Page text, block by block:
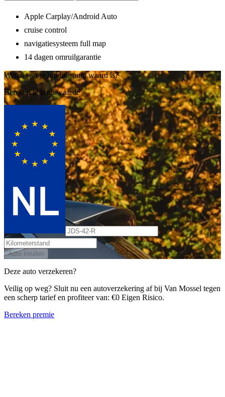
Apple Carplay/Android Auto
cruise control
navigatiesysteem full map
14 dagen omruilgarantie
Weten wat je huidige auto waard is?
Bereken je inruilwaarde
Auto inruilen
Deze auto verzekeren?
Veilig op weg? Sluit nu een autoverzekering af bij Van Mossel tegen
een scherp tarief en profiteer van: €0 Eigen Risico.
Bereken premie